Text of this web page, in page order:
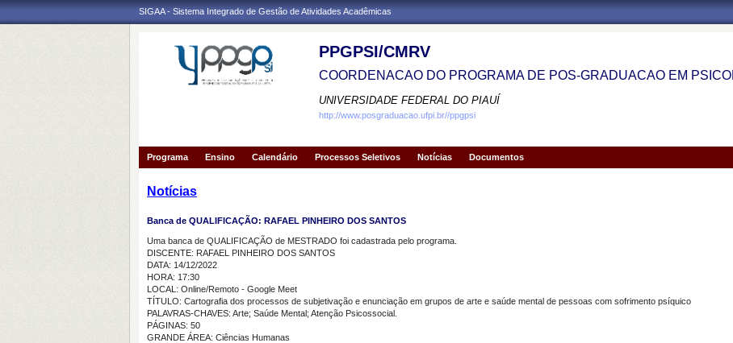
SIGAA - Sistema Integrado de Gestão de Atividades Acadêmicas
PPGPSI/CMRV
COORDENACAO DO PROGRAMA DE POS-GRADUACAO EM
UNIVERSIDADE FEDERAL DO PIAUÍ
http://www.posgraduacao.ufpi.br//ppgpsi
Programa Ensino Calendário Processos Seletivos Notícias Documentos
Notícias
Banca de QUALIFICAÇÃO: RAFAEL PINHEIRO DOS SANTOS
Uma banca de QUALIFICAÇÃO de MESTRADO foi cadastrada pelo programa.
DISCENTE: RAFAEL PINHEIRO DOS SANTOS
DATA: 14/12/2022
HORA: 17:30
LOCAL: Online/Remoto - Google Meet
TÍTULO: Cartografia dos processos de subjetivação e enunciação em grupos de arte e saúde mental de pessoas com sofrimento psíquico
PALAVRAS-CHAVES: Arte; Saúde Mental; Atenção Psicossocial.
PÁGINAS: 50
GRANDE ÁREA: Ciências Humanas